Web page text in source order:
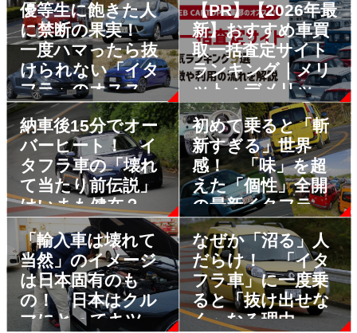
優等生に飽きた人
に禁断の果実！
一度ハマったら抜
けられない「イタ
フラ」のオススメ
中古車４選
【PR】【2026年最
新】おすすめ車買
取一括査定サイト
ランキング｜メリ
ット・デメリット
も解説
納車後15分でオー
バーヒート！ イ
タフラ車の「壊れ
て当たり前伝説」
はいまも健在？
初めて乗ると「斬
新すぎる」世界
感！ 「味」を超
えた「個性」全開
の最新イタフラ車
３台
「輸入車は壊れて
当然」のイメージ
は日本固有のも
の！ 日本はクル
マにとってキツイ
なぜか「沼る」人
だらけ！ 「イタ
フラ車」に一度乗
ると「抜け出せな
く」なる理由